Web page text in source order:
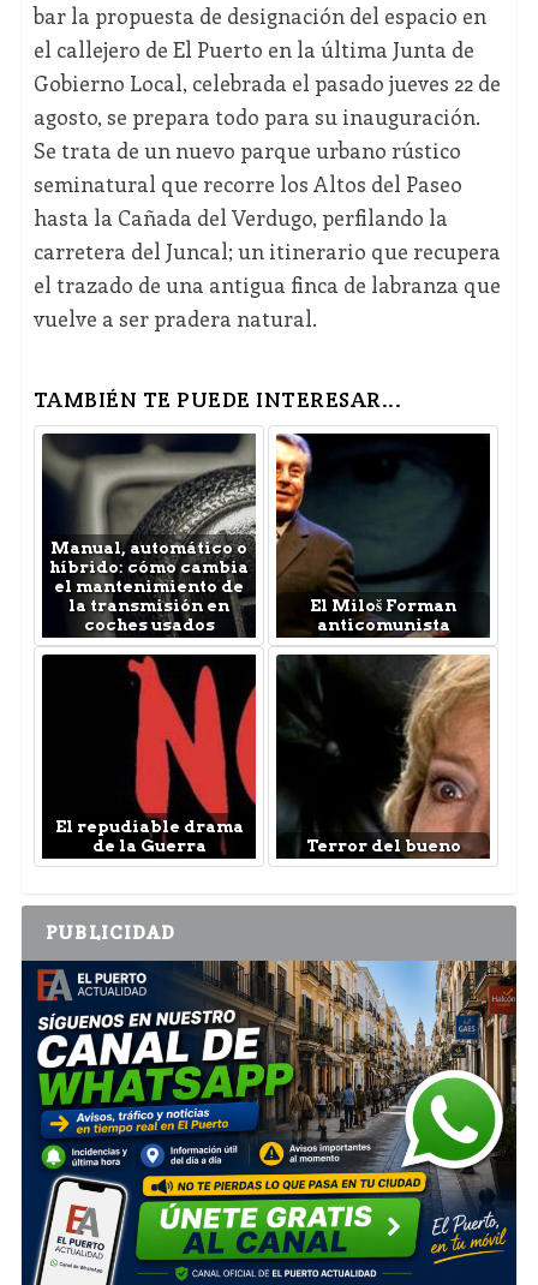
bar la propuesta de designación del espacio en
el callejero de El Puerto en la última Junta de
Gobierno Local, celebrada el pasado jueves 22 de
agosto, se prepara todo para su inauguración.
Se trata de un nuevo parque urbano rústico
seminatural que recorre los Altos del Paseo
hasta la Cañada del Verdugo, perfilando la
carretera del Juncal; un itinerario que recupera
el trazado de una antigua finca de labranza que
vuelve a ser pradera natural.
TAMBIÉN TE PUEDE INTERESAR...
Manual, automático o
híbrido: cómo cambia
el mantenimiento de
la transmisión en
coches usados
El Miloš Forman
anticomunista
El repudiable drama
de la Guerra
Terror del bueno
PUBLICIDAD